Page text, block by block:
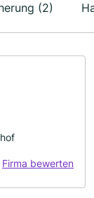
(2)
Firma bewerten